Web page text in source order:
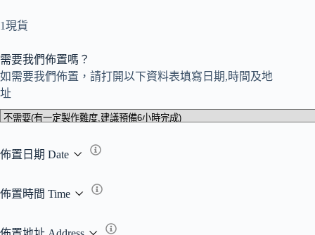
1現貨
需要我們佈置嗎？
如需要我們佈置，請打開以下資料表填寫日期,時間及地
址
佈置日期 Date
佈置時間 Time